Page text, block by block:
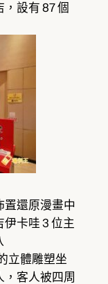
設有 87 個
置還原漫畫中
卡哇 3 位主
立體雕塑坐
客人被四周